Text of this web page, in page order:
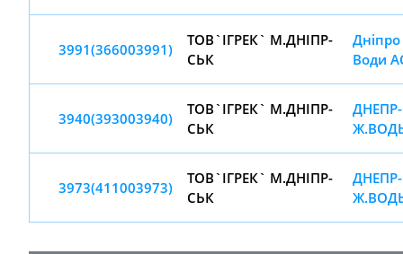
3991(366003991)
ТОВ`IГРЕК` М.ДНIПР-
СЬК
Води
3940(393003940)
ТОВ`IГРЕК` М.ДНIПР-
СЬК
3973(411003973)
ТОВ`IГРЕК` М.ДНIПР-
СЬК